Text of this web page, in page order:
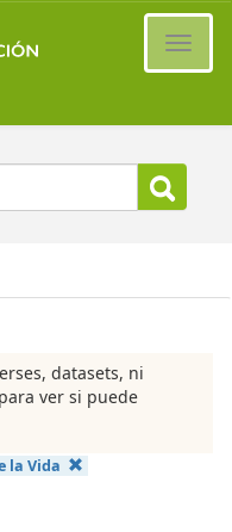
datasets, ni
para ver si puede
la Vida